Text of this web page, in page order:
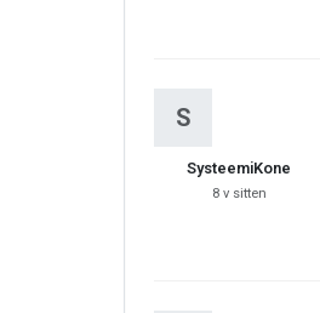
S
SysteemiKone
8 v sitten